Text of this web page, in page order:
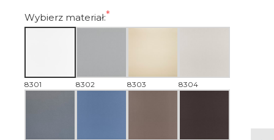
Wybierz materiał:
8301 8302 8303 8304